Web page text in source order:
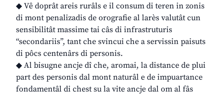
◆ Vê doprât areis rurâls e il consum di teren in zonis
di mont penalizadis de orografie al larès valutât cun
sensibilitât massime tai câs di infrastruturis
“secondariis”, tant che svincui che a servissin paisuts
di pôcs centenârs di personis.
◆ Al bisugne ancje dî che, aromai, la distance de plui
part des personis dal mont naturâl e de impuartance
fondamentâl di chest su la vite ancje dal om al fâs